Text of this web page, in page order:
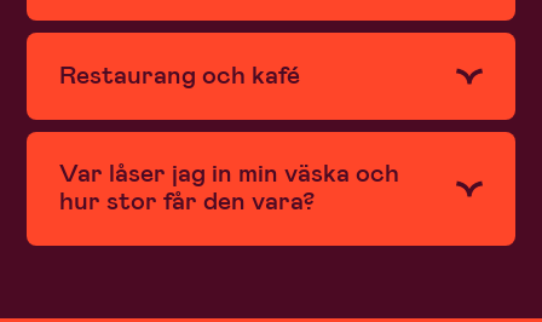
Restaurang och kafé
Var låser jag in min väska och
hur stor får den vara?